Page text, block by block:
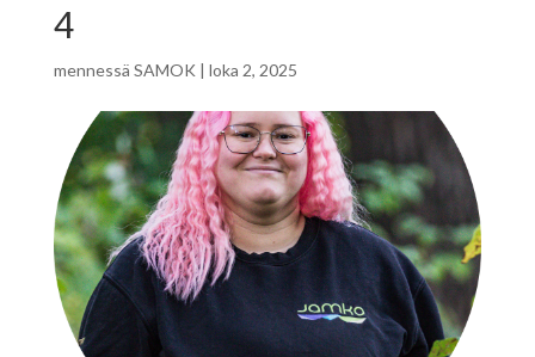
4
mennessä SAMOK | loka 2, 2025